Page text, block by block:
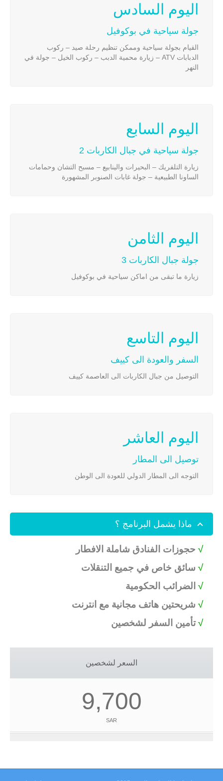
اليوم السادس
جولة سياحية في بوكوفيل
القيام بجولة سياحية وممكن تنظيم رحلة صيد – ركوب
الدبابات ATV – زيارة محمية الدبب – ركوب الخيل – جولة في
النهر
اليوم السابع
جولة سياحية في جبال الكاربات 2
زيارة التلفريك – البحيرات والينابيع – مسبح التشان وحمامات
الساونا الطبيعية – جولة غابات الصنوبر المشهورة
اليوم الثامن
جولة جبال الكاربات 3
زيارة ما تبقى من اماكن سياحية في بوكوفيل
اليوم التاسع
السفر والعودة الى كييف
التوصيل من جبال الكاربات الى العاصمة كييف
اليوم العاشر
توصيل الى المطار
التوجه الى المطار الدولي للعودة الى الوطن
ماذا يشمل البرنامج ؟
√ حجوزات الفنادق شاملة الافطار
√ سائق خاص في جميع التنقلات
√ الضرائب الحكومية
√ شريحتين هاتف مجانية مع انترنت
√تأمين السفر لشخصين
السعر لشخصين
9,700
SAR